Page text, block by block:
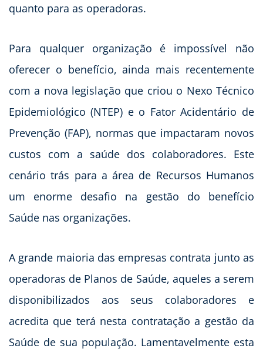
quanto para as operadoras.
Para qualquer organização é impossível não
oferecer o benefício, ainda mais recentemente
com a nova legislação que criou o Nexo Técnico
Epidemiológico (NTEP) e o Fator Acidentário de
Prevenção (FAP), normas que impactaram novos
custos com a saúde dos colaboradores. Este
cenário trás para a área de Recursos Humanos
um enorme desafio na gestão do benefício
Saúde nas organizações.
A grande maioria das empresas contrata junto as
operadoras de Planos de Saúde, aqueles a serem
disponibilizados aos seus colaboradores e
acredita que terá nesta contratação a gestão da
Saúde de sua população. Lamentavelmente esta